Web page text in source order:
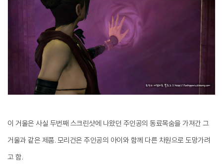
이 거울은 사실 두번째 스크린샷에 나왔던 주인공의 동료목숨을 가져간 그
거울과 같은 제품. 모리건은 주인공의 아이와 함께 다른 차원으로 도망가려
고 함.